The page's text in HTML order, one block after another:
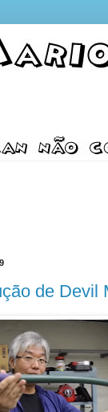
de Devil